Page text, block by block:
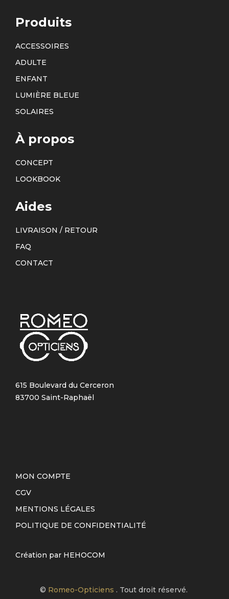
Produits
ACCESSOIRES
ADULTE
ENFANT
LUMIÈRE BLEUE
SOLAIRES
À propos
CONCEPT
LOOKBOOK
Aides
LIVRAISON / RETOUR
FAQ
CONTACT
615 Boulevard du Cerceron
83700 Saint-Raphaël
MON COMPTE
CGV
MENTIONS LÉGALES
POLITIQUE DE CONFIDENTIALITÉ
Création par HEHOCOM
© Romeo-Opticiens . Tout droit réservé.